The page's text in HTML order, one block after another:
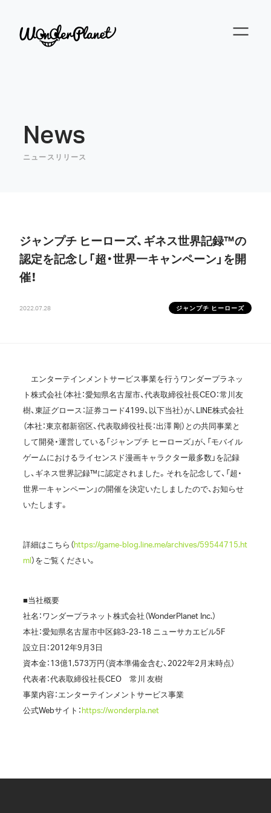
News
ニュースリリース
ジャンプチ ヒーローズ、ギネス世界記録™の
認定を記念し「超・世界一キャンペーン」を開
催！
2022.07.28 ジャンプチ ヒーローズ
エンターテインメントサービス事業を行うワンダープラネッ
ト株式会社（本社：愛知県名古屋市、代表取締役社長CEO：常川友
樹、東証グロース：証券コード4199、以下当社）が、LINE株式会社
（本社：東京都新宿区、代表取締役社長：出澤 剛）との共同事業と
して開発・運営している「ジャンプチ ヒーローズ」が、「モバイル
ゲームにおけるライセンスド漫画キャラクター最多数」を記録
し、ギネス世界記録™に認定されました。それを記念して、「超・
世界一キャンペーン」の開催を決定いたしましたので、お知らせ
いたします。
詳細はこちら（https://game-blog.line.me/archives/59544715.ht
ml）をご覧ください。
■当社概要
社名：ワンダープラネット株式会社（WonderPlanet Inc.）
本社：愛知県名古屋市中区錦3-23-18 ニューサカエビル5F
設立日：2012年9月3日
資本金：13億1,573万円（資本準備金含む、2022年2月末時点）
代表者：代表取締役社長CEO 常川 友樹
事業内容：エンターテインメントサービス事業
公式Webサイト：https://wonderpla.net